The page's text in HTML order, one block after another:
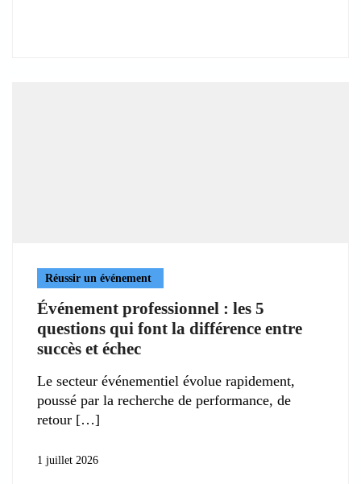
Réussir un événement
Événement professionnel : les 5
questions qui font la différence entre
succès et échec
Le secteur événementiel évolue rapidement,
poussé par la recherche de performance, de
retour
1 juillet 2026